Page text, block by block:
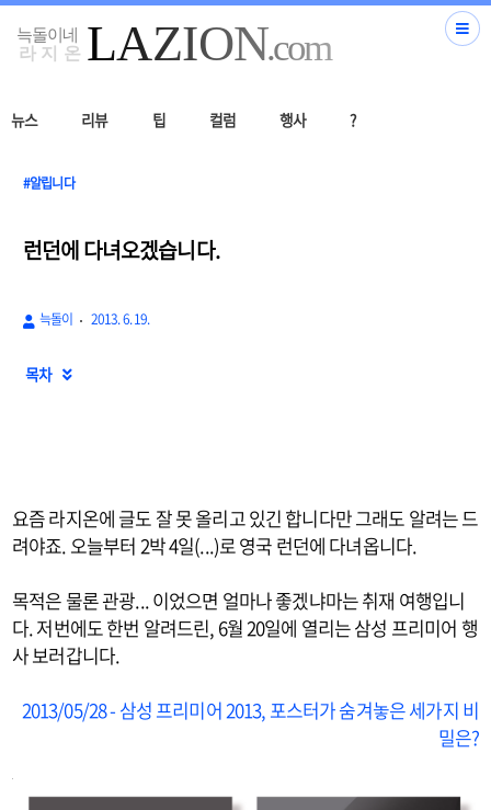
뉴스 리뷰 팁 컬럼 행사 ?
#알립니다
런던에 다녀오겠습니다.
늑돌이 2013. 6. 19.
목차 
요즘 라지온에 글도 잘 못 올리고 있긴 합니다만 그래도 알려는 드
려야죠. 오늘부터 2박 4일(...)로 영국 런던에 다녀옵니다.
목적은 물론 관광... 이었으면 얼마나 좋겠냐마는 취재 여행입니
다. 저번에도 한번 알려드린, 6월 20일에 열리는 삼성 프리미어 행
사 보러갑니다.
2013/05/28 - 삼성 프리미어 2013, 포스터가 숨겨놓은 세가지 비
밀은?